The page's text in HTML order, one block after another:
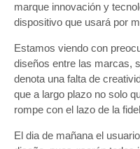
marque innovación y
dispositivo que usará por
Estamos viendo con
diseños entre las marcas,
denota una falta de
que a largo plazo no solo
rompe con el lazo de la
El dia de mañana el